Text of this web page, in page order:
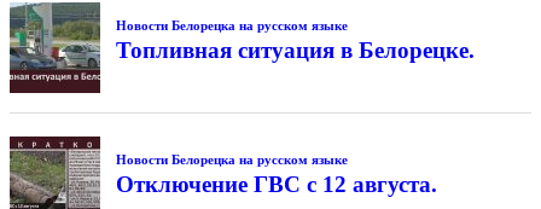
Новости Белорецка на русском языке
Топливная ситуация в Белорецке.
Новости Белорецка на русском языке
Отключение ГВС с 12 августа.